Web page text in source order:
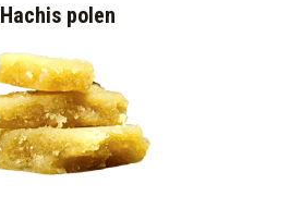
Hachis polen